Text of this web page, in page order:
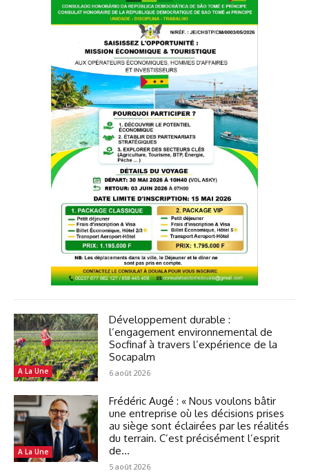
A La Une
Développement durable :
l’engagement environnemental de
Socfinaf à travers l’expérience de la
Socapalm
6 août 2026
A La Une
Frédéric Augé : « Nous voulons bâtir
une entreprise où les décisions prises
au siège sont éclairées par les réalités
du terrain. C’est précisément l’esprit
de...
5 août 2026